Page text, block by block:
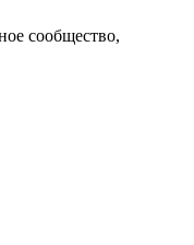
сообщество,